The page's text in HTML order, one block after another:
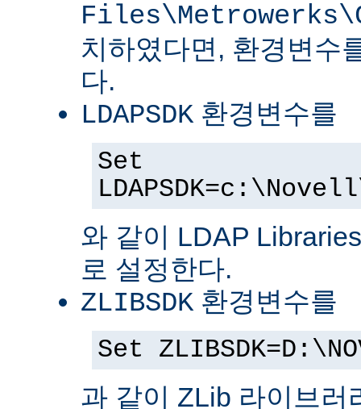
치하였다면, 환경변수
다.
LDAPSDK 환경변수를
Set
와 같이 LDAP
로 설정한다.
ZLIBSDK 환경변수를
Set
과 같이 ZLib 라이브러